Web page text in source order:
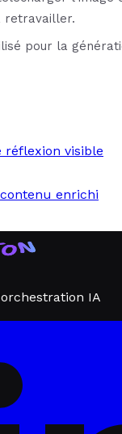
retravailler.
pour la
réflexion visible
enrichi
IA